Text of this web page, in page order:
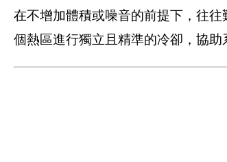
在不增加體積或噪音的前提下，往
個熱區進行獨立且精準的冷卻，協助